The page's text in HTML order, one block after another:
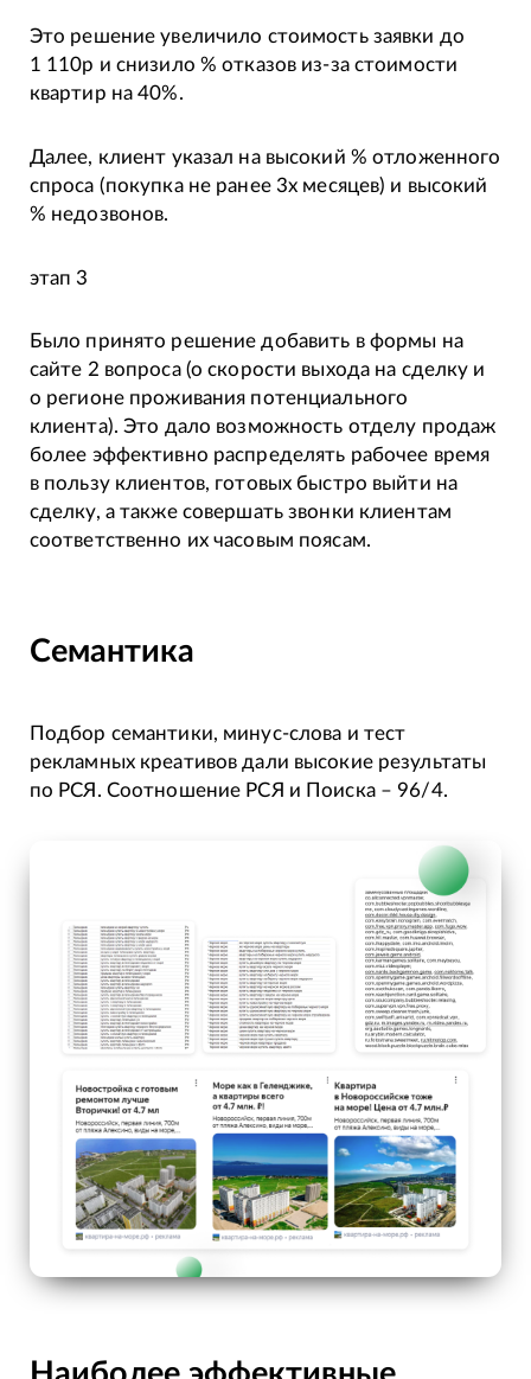
Это решение увеличило стоимость заявки до
1 110р и снизило % отказов из-за стоимости
квартир на 40%.
Далее, клиент указал на высокий % отложенного
спроса (покупка не ранее 3х месяцев) и высокий
% недозвонов.
этап 3
Было принято решение добавить в формы на
сайте 2 вопроса (о скорости выхода на сделку и
о регионе проживания потенциального
клиента). Это дало возможность отделу продаж
более эффективно распределять рабочее время
в пользу клиентов, готовых быстро выйти на
сделку, а также совершать звонки клиентам
соответственно их часовым поясам.
Семантика
Подбор семантики, минус-слова и тест
рекламных креативов дали высокие результаты
по РСЯ. Соотношение РСЯ и Поиска – 96/4.